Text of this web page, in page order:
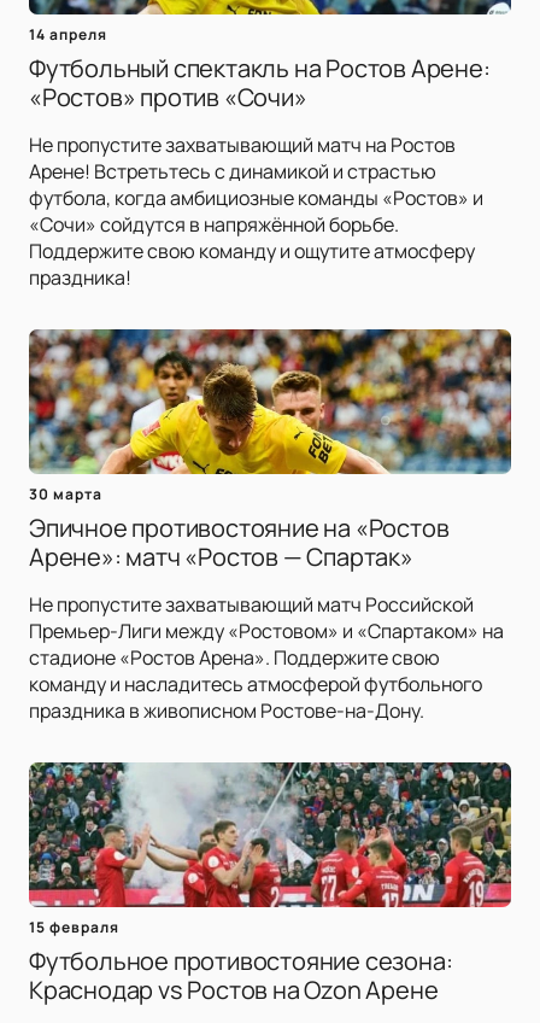
14 апреля
Футбольный спектакль на Ростов Арене:
«Ростов» против «Сочи»
Не пропустите захватывающий матч на Ростов
Арене! Встретьтесь с динамикой и страстью
футбола, когда амбициозные команды «Ростов» и
«Сочи» сойдутся в напряжённой борьбе.
Поддержите свою команду и ощутите атмосферу
праздника!
30 марта
Эпичное противостояние на «Ростов
Арене»: матч «Ростов — Спартак»
Не пропустите захватывающий матч Российской
Премьер-Лиги между «Ростовом» и «Спартаком» на
стадионе «Ростов Арена». Поддержите свою
команду и насладитесь атмосферой футбольного
праздника в живописном Ростове-на-Дону.
15 февраля
Футбольное противостояние сезона:
Краснодар vs Ростов на Ozon Арене